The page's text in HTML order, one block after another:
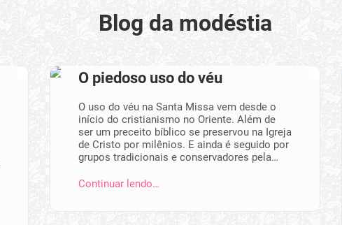
Blog da modéstia
O piedoso uso do véu
O uso do véu na Santa Missa vem desde o
início do cristianismo no Oriente. Além de
ser um preceito bíblico se preservou na Igreja
de Cristo por milênios. E ainda é seguido por
grupos tradicionais e conservadores pela…
Continuar lendo…